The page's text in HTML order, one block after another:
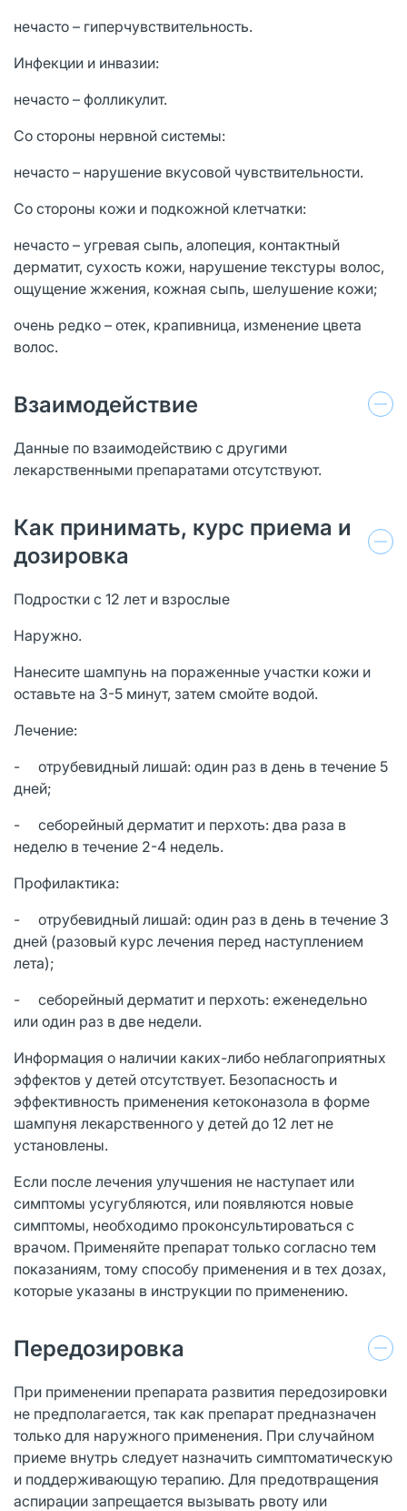
нечасто – гиперчувствительность.
Инфекции и инвазии:
нечасто – фолликулит.
Со стороны нервной системы:
нечасто – нарушение вкусовой чувствительности.
Со стороны кожи и подкожной клетчатки:
нечасто – угревая сыпь, алопеция, контактный
дерматит, сухость кожи, нарушение текстуры волос,
ощущение жжения, кожная сыпь, шелушение кожи;
очень редко – отек, крапивница, изменение цвета
волос.
Взаимодействие
Данные по взаимодействию с другими
лекарственными препаратами отсутствуют.
Как принимать, курс приема и
дозировка
Подростки с 12 лет и взрослые
Наружно.
Нанесите шампунь на пораженные участки кожи и
оставьте на 3-5 минут, затем смойте водой.
Лечение:
- отрубевидный лишай: один раз в день в течение 5
дней;
- себорейный дерматит и перхоть: два раза в
неделю в течение 2-4 недель.
Профилактика:
- отрубевидный лишай: один раз в день в течение 3
дней (разовый курс лечения перед наступлением
лета);
- себорейный дерматит и перхоть: еженедельно
или один раз в две недели.
Информация о наличии каких-либо неблагоприятных
эффектов у детей отсутствует. Безопасность и
эффективность применения кетоконазола в форме
шампуня лекарственного у детей до 12 лет не
установлены.
Если после лечения улучшения не наступает или
симптомы усугубляются, или появляются новые
симптомы, необходимо проконсультироваться с
врачом. Применяйте препарат только согласно тем
показаниям, тому способу применения и в тех дозах,
которые указаны в инструкции по применению.
Передозировка
При применении препарата развития передозировки
не предполагается, так как препарат предназначен
только для наружного применения. При случайном
приеме внутрь следует назначить симптоматическую
и поддерживающую терапию. Для предотвращения
аспирации запрещается вызывать рвоту или